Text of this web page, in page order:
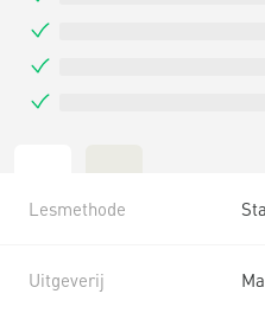
Lesmethode
Uitgeverij